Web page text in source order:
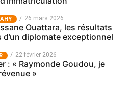
26 mars 2026
Ouattara, les résultats
diplomate exceptionnel
22 février 2026
: « Raymonde Goudou, je
»